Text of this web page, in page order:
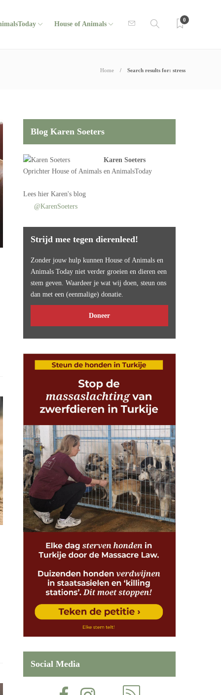
House of Animals
0
Home Search results for: stress
Blog Karen Soeters
Karen Soeters
Oprichter House of Animalsen AnimalsToday
Lees hier Karen's blog
@KarenSoeters
Strijd mee tegen dierenleed!
Zonder jouw hulp kunnen House of Animals en
Animals Today niet verder groeien en dieren een
stem geven. Waardeer je wat wij doen, steun ons
dan met een (eenmalige) donatie.
Doneer
Social Media